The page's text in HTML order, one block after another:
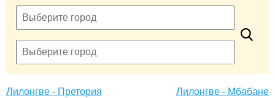
Лилонгве - Претория
Лилонгве - Мбабане